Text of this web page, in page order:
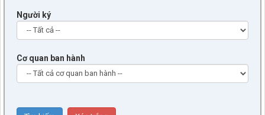
Người ký
Cơ quan ban hành